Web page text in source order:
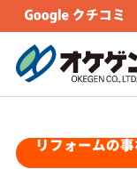
リフォームの